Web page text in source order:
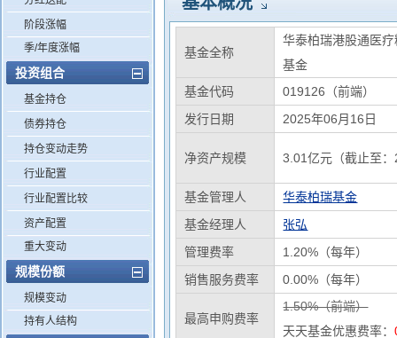
阶段涨幅
季/年度涨幅
投资组合
基金持仓
债券持仓
持仓变动走势
行业配置
行业配置比较
资产配置
重大变动
规模份额
规模变动
持有人结构
基金全称
华泰柏瑞港股通医
基金
基金代码
019126（前端）
发行日期
2025年06月16日
净资产规模 3.01亿元（截止至
基金管理人
华泰柏瑞基金
基金经理人
张弘
管理费率
1.20%（每年）
销售服务费率
0.00%（每年）
最高申购费率
1.50%（前端）
天天基金优惠费率：